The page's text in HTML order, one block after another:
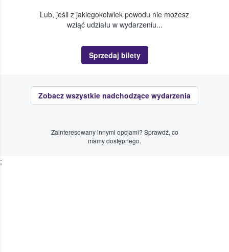
Lub, jeśli z jakiegokolwiek powodu nie możesz
wziąć udziału w wydarzeniu...
Sprzedaj bilety
Zobacz wszystkie nadchodzące wydarzenia
Zainteresowany innymi opcjami? Sprawdź, co
mamy dostępnego.
;